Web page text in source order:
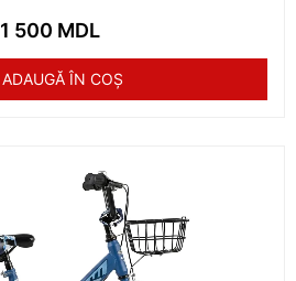
1 500 MDL
ADAUGĂ ÎN COȘ